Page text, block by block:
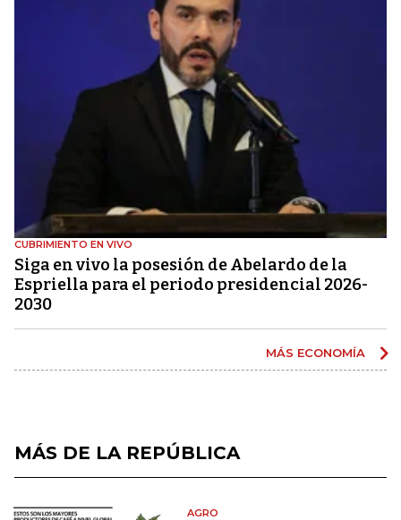
CUBRIMIENTO EN VIVO
Siga en vivo la posesión de Abelardo de la
Espriella para el periodo presidencial 2026-
2030
MÁS ECONOMÍA
MÁS DE LA REPÚBLICA
AGRO